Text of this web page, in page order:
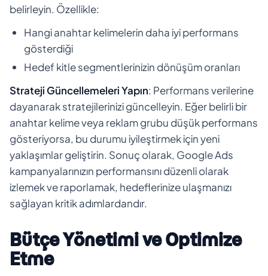
belirleyin. Özellikle:
Hangi anahtar kelimelerin daha iyi performans
gösterdiği
Hedef kitle segmentlerinizin dönüşüm oranları
Strateji Güncellemeleri Yapın: Performans verilerine
dayanarak stratejilerinizi güncelleyin. Eğer belirli bir
anahtar kelime veya reklam grubu düşük performans
gösteriyorsa, bu durumu iyileştirmek için yeni
yaklaşımlar geliştirin. Sonuç olarak, Google Ads
kampanyalarınızın performansını düzenli olarak
izlemek ve raporlamak, hedeflerinize ulaşmanızı
sağlayan kritik adımlardandır.
Bütçe Yönetimi ve Optimize
Etme